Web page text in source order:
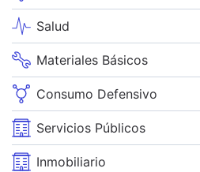
Salud
Materiales Básicos
Consumo Defensivo
Servicios Públicos
Inmobiliario